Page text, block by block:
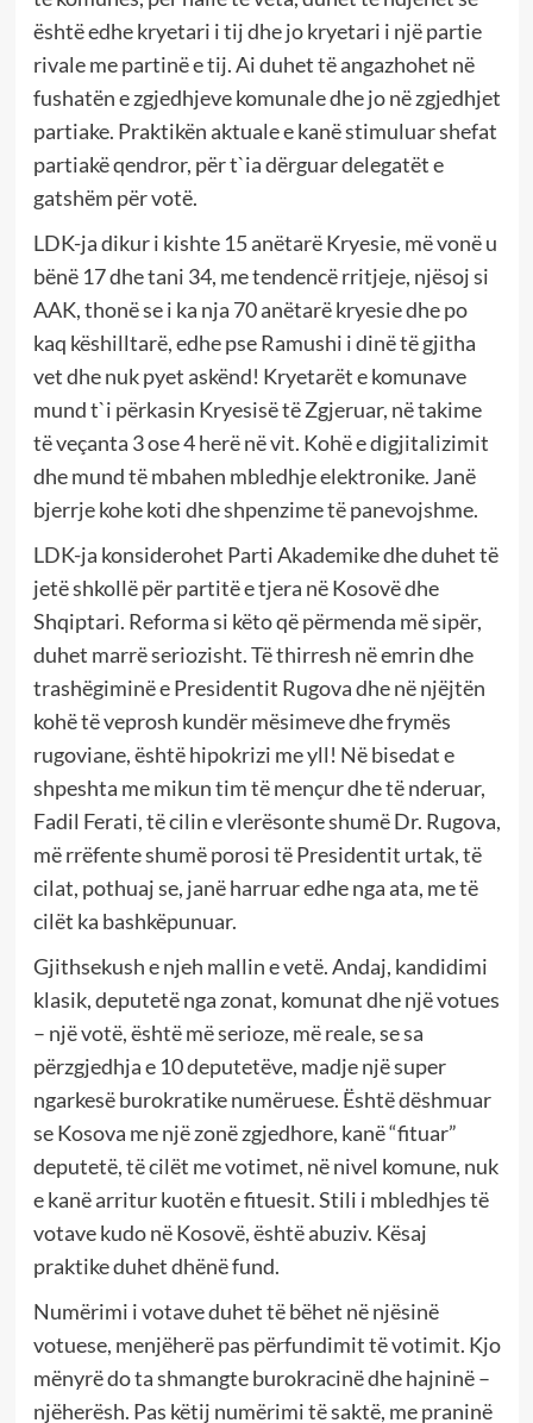
është edhe kryetari i tij dhe jo kryetari i një partie
rivale me partinë e tij. Ai duhet të angazhohet në
fushatën e zgjedhjeve komunale dhe jo në zgjedhjet
partiake. Praktikën aktuale e kanë stimuluar shefat
partiakë qendror, për t`ia dërguar delegatët e
gatshëm për votë.
LDK-ja dikur i kishte 15 anëtarë Kryesie, më vonë u
bënë 17 dhe tani 34, me tendencë rritjeje, njësoj si
AAK, thonë se i ka nja 70 anëtarë kryesie dhe po
kaq këshilltarë, edhe pse Ramushi i dinë të gjitha
vet dhe nuk pyet askënd! Kryetarët e komunave
mund t`i përkasin Kryesisë të Zgjeruar, në takime
të veçanta 3 ose 4 herë në vit. Kohë e digjitalizimit
dhe mund të mbahen mbledhje elektronike. Janë
bjerrje kohe koti dhe shpenzime të panevojshme.
LDK-ja konsiderohet Parti Akademike dhe duhet të
jetë shkollë për partitë e tjera në Kosovë dhe
Shqiptari. Reforma si këto që përmenda më sipër,
duhet marrë seriozisht. Të thirresh në emrin dhe
trashëgiminë e Presidentit Rugova dhe në njëjtën
kohë të veprosh kundër mësimeve dhe frymës
rugoviane, është hipokrizi me yll! Në bisedat e
shpeshta me mikun tim të mençur dhe të nderuar,
Fadil Ferati, të cilin e vlerësonte shumë Dr. Rugova,
më rrëfente shumë porosi të Presidentit urtak, të
cilat, pothuaj se, janë harruar edhe nga ata, me të
cilët ka bashkëpunuar.
Gjithsekush e njeh mallin e vetë. Andaj, kandidimi
klasik, deputetë nga zonat, komunat dhe një votues
– një votë, është më serioze, më reale, se sa
përzgjedhja e 10 deputetëve, madje një super
ngarkesë burokratike numëruese. Është dëshmuar
se Kosova me një zonë zgjedhore, kanë “fituar”
deputetë, të cilët me votimet, në nivel komune, nuk
e kanë arritur kuotën e fituesit. Stili i mbledhjes të
votave kudo në Kosovë, është abuziv. Kësaj
praktike duhet dhënë fund.
Numërimi i votave duhet të bëhet në njësinë
votuese, menjëherë pas përfundimit të votimit. Kjo
mënyrë do ta shmangte burokracinë dhe hajninë –
njëherësh. Pas këtij numërimi të saktë, me praninë